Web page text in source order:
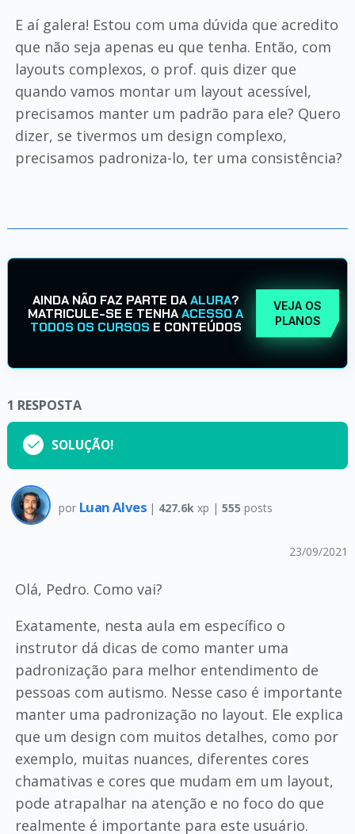
E aí galera! Estou com uma dúvida que acredito
que não seja apenas eu que tenha. Então, com
layouts complexos, o prof. quis dizer que
quando vamos montar um layout acessível,
precisamos manter um padrão para ele? Quero
dizer, se tivermos um design complexo,
precisamos padroniza-lo, ter uma consistência?
AINDA NÃO FAZ PARTE DAALURA?
MATRICULE-SE E TENHAACESSO A
TODOS OS CURSOS E CONTEÚDOS
VEJA OS
PLANOS
1 RESPOSTA
SOLUÇÃO!
por Luan Alves | 427.6k xp |555 posts
23/09/2021
Olá, Pedro. Como vai?
Exatamente, nesta aula em específico o
instrutor dá dicas de como manter uma
padronização para melhor entendimento de
pessoas com autismo. Nesse caso é importante
manter uma padronização no layout. Ele explica
que um design com muitos detalhes, como por
exemplo, muitas nuances, diferentes cores
chamativas e cores que mudam em um layout,
pode atrapalhar na atenção e no foco do que
realmente é importante para este usuário.